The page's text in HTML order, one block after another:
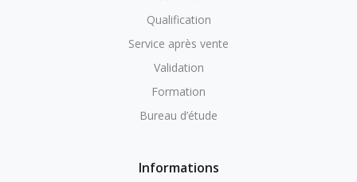
Qualification
Service après vente
Validation
Formation
Bureau d’étude
Informations